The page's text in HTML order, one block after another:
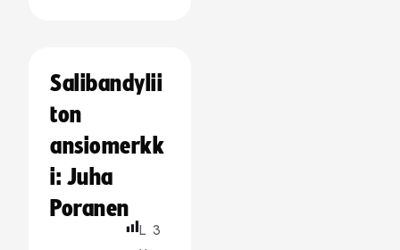
Salibandylii
ton
ansiomerkk
i: Juha
Poranen
L 3